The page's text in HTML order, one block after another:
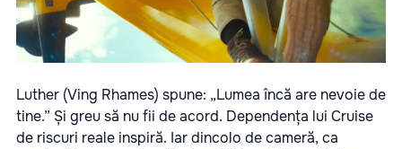
Luther (Ving Rhames) spune: „Lumea încă are nevoie de
tine.” Și greu să nu fii de acord. Dependența lui Cruise
de riscuri reale inspiră. Iar dincolo de cameră, ca